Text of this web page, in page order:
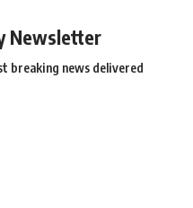
Newsletter
breaking news delivered